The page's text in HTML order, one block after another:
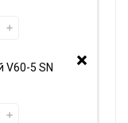
5 SN